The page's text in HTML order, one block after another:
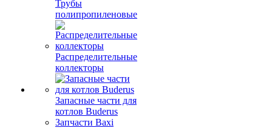
Трубы
полипропиленовые
Распределительные
коллекторы
Запасные части для
котлов Buderus
Запчасти Baxi